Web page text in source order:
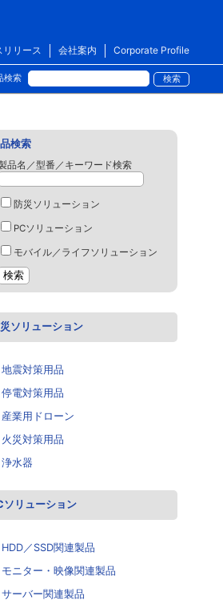
Corporate Profile
会社案内
リリース
検索
検索
品名／型番／キーワード検索
防災ソリューション
PCソリューション
モバイル／ライフソリューション
ソリューション
地震対策用品
停電対策用品
産業用ドローン
火災対策用品
浄水器
ソリューション
HDD／SSD関連製品
モニター・映像関連製品
サーバー関連製品